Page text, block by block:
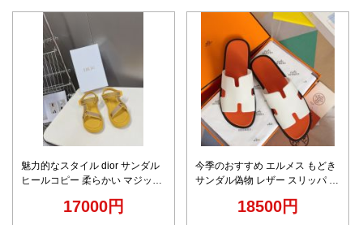
魅力的なスタイル dior サンダル
ヒールコピー 柔らかい マジック
17000円
今季のおすすめ エルメス もどき
サンダル偽物 レザー スリッパ カ
保証 多色可選 ホワイト
18500円